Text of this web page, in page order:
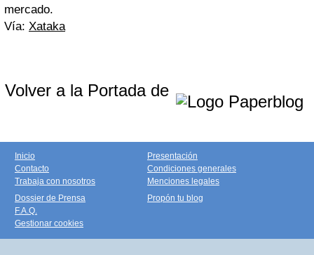
mercado.
Vía: Xataka
Volver a la Portada de
Inicio
Contacto
Trabaja con nosotros
Presentación
Condiciones generales
Menciones legales
Dossier de Prensa
F.A.Q.
Gestionar cookies
Propón tu blog